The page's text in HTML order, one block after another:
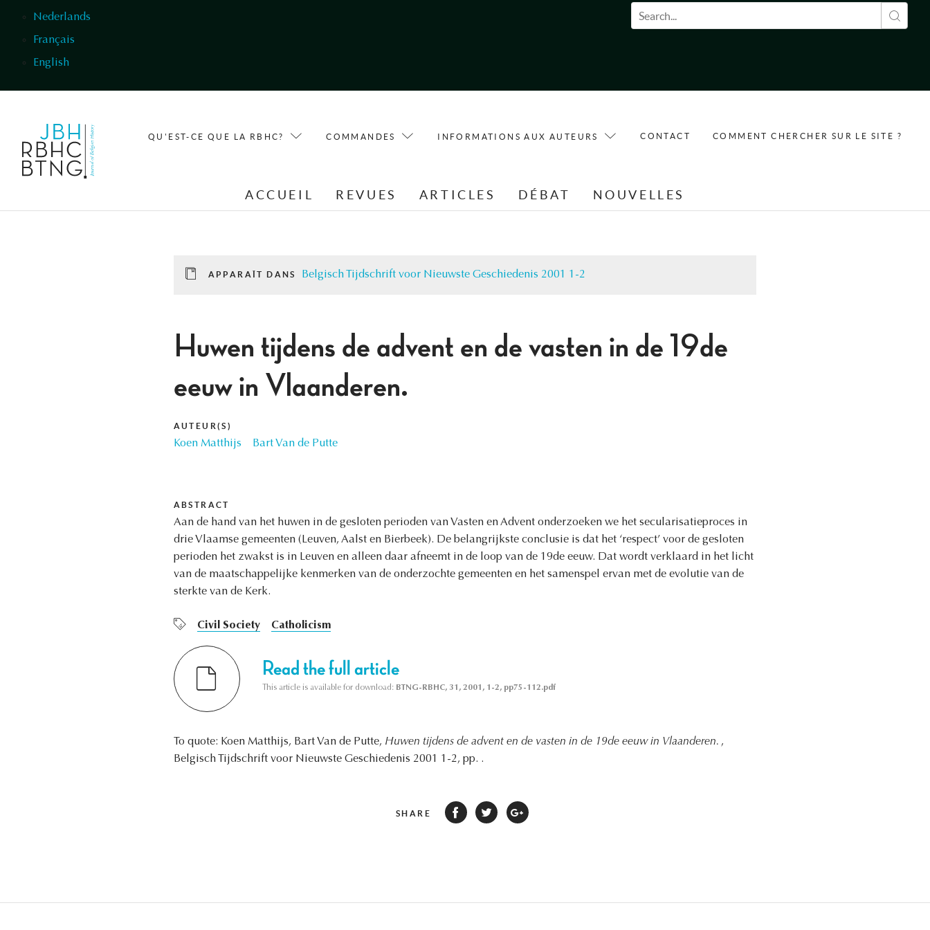
Nederlands
Français
English
Formulaire de recherche
QU'EST-CE QUE LA RBHC? COMMANDES INFORMATIONS AUX AUTEURS CONTACT COMMENT CHERCHER SUR LE SITE ?
ACCUEIL REVUES ARTICLES DÉBAT NOUVELLES
APPARAÎT DANS Belgisch Tijdschrift voor Nieuwste Geschiedenis 2001 1-2
Huwen tijdens de advent en de vasten in de 19de
eeuw in Vlaanderen.
AUTEUR(S)
Koen Matthijs Bart Van de Putte
ABSTRACT
Aan de hand van het huwen in de gesloten perioden van Vasten en Advent onderzoeken we het secularisatieproces in
drie Vlaamse gemeenten (Leuven, Aalst en Bierbeek). De belangrijkste conclusie is dat het ‘respect’ voor de gesloten
perioden het zwakst is in Leuven en alleen daar afneemt in de loop van de 19de eeuw. Dat wordt verklaard in het licht
van de maatschappelijke kenmerken van de onderzochte gemeenten en het samenspel ervan met de evolutie van de
sterkte van de Kerk.
Civil Society Catholicism
Read the full article
This article is available for download: BTNG-RBHC, 31, 2001, 1-2, pp75-112.pdf
To quote: Koen Matthijs, Bart Van de Putte, Huwen tijdens de advent en de vasten in de 19de eeuw in Vlaanderen. ,
Belgisch Tijdschrift voor Nieuwste Geschiedenis 2001 1-2, pp. .
SHARE